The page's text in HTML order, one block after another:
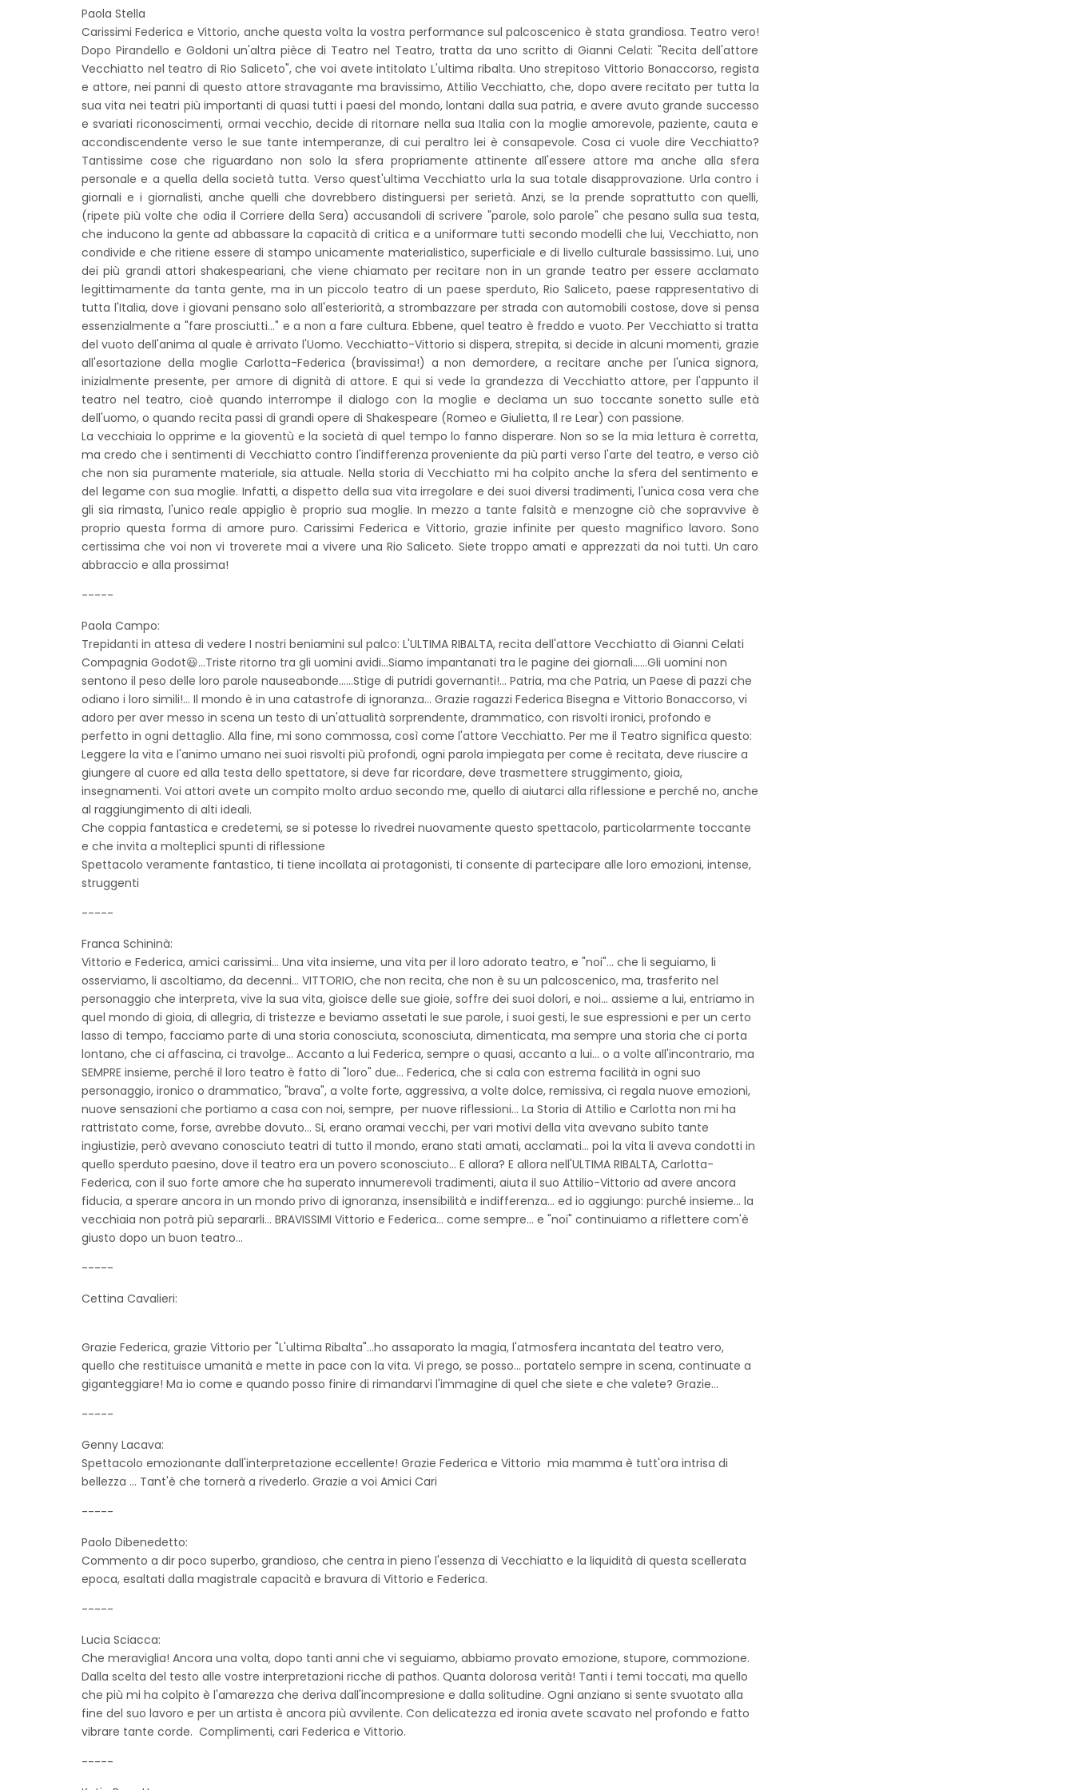
Paola Stella
Carissimi Federica e Vittorio, anche questa volta la vostra performance sul palcoscenico è stata grandiosa. Teatro vero!
Dopo Pirandello e Goldoni un'altra pièce di Teatro nel Teatro, tratta da uno scritto di Gianni Celati: "Recita dell'attore
Vecchiatto nel teatro di Rio Saliceto", che voi avete intitolato L'ultima ribalta. Uno strepitoso Vittorio Bonaccorso, regista
e attore, nei panni di questo attore stravagante ma bravissimo, Attilio Vecchiatto, che, dopo avere recitato per tutta la
sua vita nei teatri più importanti di quasi tutti i paesi del mondo, lontani dalla sua patria, e avere avuto grande successo
e svariati riconoscimenti, ormai vecchio, decide di ritornare nella sua Italia con la moglie amorevole, paziente, cauta e
accondiscendente verso le sue tante intemperanze, di cui peraltro lei è consapevole. Cosa ci vuole dire Vecchiatto?
Tantissime cose che riguardano non solo la sfera propriamente attinente all'essere attore ma anche alla sfera
personale e a quella della società tutta. Verso quest'ultima Vecchiatto urla la sua totale disapprovazione. Urla contro i
giornali e i giornalisti, anche quelli che dovrebbero distinguersi per serietà. Anzi, se la prende soprattutto con quelli,
(ripete più volte che odia il Corriere della Sera) accusandoli di scrivere "parole, solo parole" che pesano sulla sua testa,
che inducono la gente ad abbassare la capacità di critica e a uniformare tutti secondo modelli che lui, Vecchiatto, non
condivide e che ritiene essere di stampo unicamente materialistico, superficiale e di livello culturale bassissimo. Lui, uno
dei più grandi attori shakespeariani, che viene chiamato per recitare non in un grande teatro per essere acclamato
legittimamente da tanta gente, ma in un piccolo teatro di un paese sperduto, Rio Saliceto, paese rappresentativo di
tutta l'Italia, dove i giovani pensano solo all'esteriorità, a strombazzare per strada con automobili costose, dove si pensa
essenzialmente a "fare prosciutti..." e a non a fare cultura. Ebbene, quel teatro è freddo e vuoto. Per Vecchiatto si tratta
del vuoto dell'anima al quale è arrivato l'Uomo. Vecchiatto-Vittorio si dispera, strepita, si decide in alcuni momenti, grazie
all'esortazione della moglie Carlotta-Federica (bravissima!) a non demordere, a recitare anche per l'unica signora,
inizialmente presente, per amore di dignità di attore. E qui si vede la grandezza di Vecchiatto attore, per l'appunto il
teatro nel teatro, cioè quando interrompe il dialogo con la moglie e declama un suo toccante sonetto sulle età
dell'uomo, o quando recita passi di grandi opere di Shakespeare (Romeo e Giulietta, Il re Lear) con passione.
La vecchiaia lo opprime e la gioventù e la società di quel tempo lo fanno disperare. Non so se la mia lettura è corretta,
ma credo che i sentimenti di Vecchiatto contro l'indifferenza proveniente da più parti verso l'arte del teatro, e verso ciò
che non sia puramente materiale, sia attuale. Nella storia di Vecchiatto mi ha colpito anche la sfera del sentimento e
del legame con sua moglie. Infatti, a dispetto della sua vita irregolare e dei suoi diversi tradimenti, l'unica cosa vera che
gli sia rimasta, l'unico reale appiglio è proprio sua moglie. In mezzo a tante falsità e menzogne ciò che sopravvive è
proprio questa forma di amore puro. Carissimi Federica e Vittorio, grazie infinite per questo magnifico lavoro. Sono
certissima che voi non vi troverete mai a vivere una Rio Saliceto. Siete troppo amati e apprezzati da noi tutti. Un caro
abbraccio e alla prossima!
-----
Paola Campo:
Trepidanti in attesa di vedere I nostri beniamini sul palco: L'ULTIMA RIBALTA, recita dell'attore Vecchiatto di Gianni Celati
Compagnia Godot😃...Triste ritorno tra gli uomini avidi...Siamo impantanati tra le pagine dei giornali......Gli uomini non
sentono il peso delle loro parole nauseabonde......Stige di putridi governanti!... Patria, ma che Patria, un Paese di pazzi che
odiano i loro simili!... Il mondo è in una catastrofe di ignoranza... Grazie ragazzi Federica Bisegna e Vittorio Bonaccorso, vi
adoro per aver messo in scena un testo di un'attualità sorprendente, drammatico, con risvolti ironici, profondo e
perfetto in ogni dettaglio. Alla fine, mi sono commossa, così come l'attore Vecchiatto. Per me il Teatro significa questo:
Leggere la vita e l'animo umano nei suoi risvolti più profondi, ogni parola impiegata per come è recitata, deve riuscire a
giungere al cuore ed alla testa dello spettatore, si deve far ricordare, deve trasmettere struggimento, gioia,
insegnamenti. Voi attori avete un compito molto arduo secondo me, quello di aiutarci alla riflessione e perché no, anche
al raggiungimento di alti ideali.
Che coppia fantastica e credetemi, se si potesse lo rivedrei nuovamente questo spettacolo, particolarmente toccante
e che invita a molteplici spunti di riflessione
Spettacolo veramente fantastico, ti tiene incollata ai protagonisti, ti consente di partecipare alle loro emozioni, intense,
struggenti
-----
Franca Schininà:
Vittorio e Federica, amici carissimi... Una vita insieme, una vita per il loro adorato teatro, e "noi"... che li seguiamo, li
osserviamo, li ascoltiamo, da decenni... VITTORIO, che non recita, che non è su un palcoscenico, ma, trasferito nel
personaggio che interpreta, vive la sua vita, gioisce delle sue gioie, soffre dei suoi dolori, e noi... assieme a lui, entriamo in
quel mondo di gioia, di allegria, di tristezze e beviamo assetati le sue parole, i suoi gesti, le sue espressioni e per un certo
lasso di tempo, facciamo parte di una storia conosciuta, sconosciuta, dimenticata, ma sempre una storia che ci porta
lontano, che ci affascina, ci travolge... Accanto a lui Federica, sempre o quasi, accanto a lui... o a volte all'incontrario, ma
SEMPRE insieme, perché il loro teatro è fatto di "loro" due... Federica, che si cala con estrema facilità in ogni suo
personaggio, ironico o drammatico, "brava", a volte forte, aggressiva, a volte dolce, remissiva, ci regala nuove emozioni,
nuove sensazioni che portiamo a casa con noi, sempre, per nuove riflessioni... La Storia di Attilio e Carlotta non mi ha
rattristato come, forse, avrebbe dovuto... Si, erano oramai vecchi, per vari motivi della vita avevano subito tante
ingiustizie, però avevano conosciuto teatri di tutto il mondo, erano stati amati, acclamati... poi la vita li aveva condotti in
quello sperduto paesino, dove il teatro era un povero sconosciuto... E allora? E allora nell'ULTIMA RIBALTA, Carlotta-
Federica, con il suo forte amore che ha superato innumerevoli tradimenti, aiuta il suo Attilio-Vittorio ad avere ancora
fiducia, a sperare ancora in un mondo privo di ignoranza, insensibilità e indifferenza... ed io aggiungo: purché insieme... la
vecchiaia non potrà più separarli... BRAVISSIMI Vittorio e Federica... come sempre... e "noi" continuiamo a riflettere com'è
giusto dopo un buon teatro...
-----
Cettina Cavalieri:
Grazie Federica, grazie Vittorio per "L'ultima Ribalta"...ho assaporato la magia, l'atmosfera incantata del teatro vero,
quello che restituisce umanità e mette in pace con la vita. Vi prego, se posso... portatelo sempre in scena, continuate a
giganteggiare! Ma io come e quando posso finire di rimandarvi l'immagine di quel che siete e che valete? Grazie...
-----
Genny Lacava:
Spettacolo emozionante dall'interpretazione eccellente! Grazie Federica e Vittorio mia mamma è tutt'ora intrisa di
bellezza ... Tant'è che tornerà a rivederlo. Grazie a voi Amici Cari
-----
Paolo Dibenedetto:
Commento a dir poco superbo, grandioso, che centra in pieno l'essenza di Vecchiatto e la liquidità di questa scellerata
epoca, esaltati dalla magistrale capacità e bravura di Vittorio e Federica.
-----
Lucia Sciacca:
Che meraviglia! Ancora una volta, dopo tanti anni che vi seguiamo, abbiamo provato emozione, stupore, commozione.
Dalla scelta del testo alle vostre interpretazioni ricche di pathos. Quanta dolorosa verità! Tanti i temi toccati, ma quello
che più mi ha colpito è l'amarezza che deriva dall'incompresione e dalla solitudine. Ogni anziano si sente svuotato alla
fine del suo lavoro e per un artista è ancora più avvilente. Con delicatezza ed ironia avete scavato nel profondo e fatto
vibrare tante corde. Complimenti, cari Federica e Vittorio.
-----